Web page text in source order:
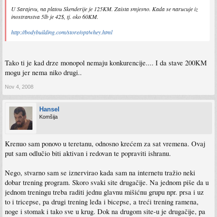
U Sarajevu, na platou Skenderije je 125KM. Zaista smjesno. Kada se narucuje iz
inostranstva 5lb je 42$, tj. oko 60KM.
http://bodybuilding.com/store/opt/whey.html
Tako ti je kad drze monopol nemaju konkurencije.... I da stave 200KM
mogu jer nema niko drugi..
Nov 4, 2008
Hansel
Komšija
Krenuo sam ponovo u teretanu, odnosno krećem za sat vremena. Ovaj
put sam odlučio biti aktivan i redovan te popraviti ishranu.
Nego, stvarno sam se iznervirao kada sam na internetu tražio neki
dobar trening program. Skoro svaki site drugačije. Na jednom piše da u
jednom treningu treba raditi jednu glavnu mišićnu grupu npr. prsa i uz
to i tricepse, pa drugi trening leđa i bicepse, a treći trening ramena,
noge i stomak i tako sve u krug. Dok na drugom site-u je drugačije, pa